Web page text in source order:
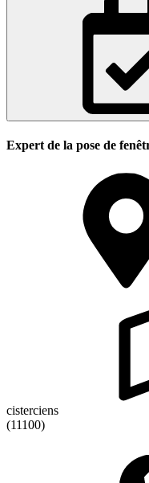
Expert de la pose de
cisterciens
(11100)